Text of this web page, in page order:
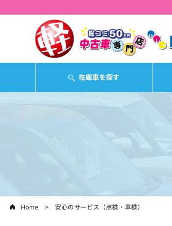
在庫車を探す
Home 安心のサービス（点検・車検）